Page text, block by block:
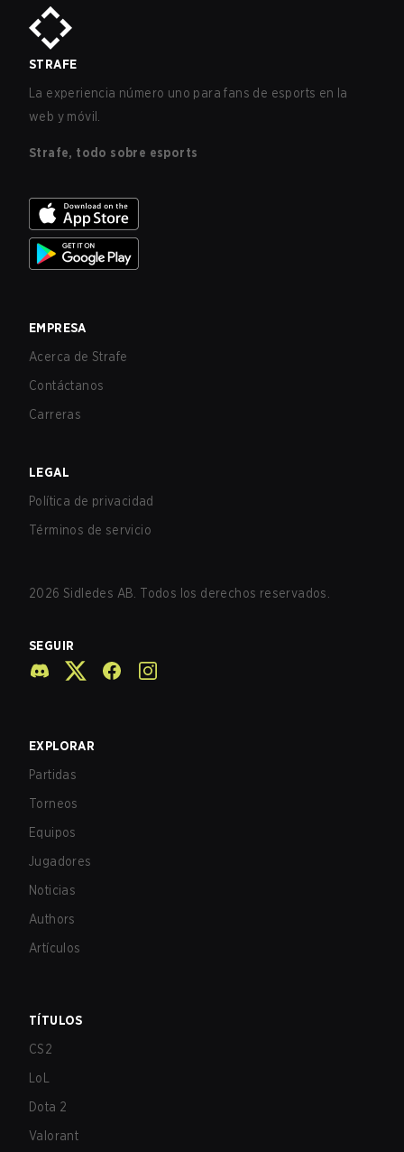
STRAFE
La experiencia número uno para fans de esports en la
web y móvil.
Strafe, todo sobre esports
EMPRESA
Acerca de Strafe
Contáctanos
Carreras
LEGAL
Política de privacidad
Términos de servicio
2026 Sidledes AB. Todos los derechos reservados.
SEGUIR
EXPLORAR
Partidas
Torneos
Equipos
Jugadores
Noticias
Authors
Artículos
TÍTULOS
CS2
LoL
Dota 2
Valorant